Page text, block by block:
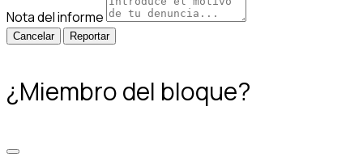
Nota del informe
Reportar
¿Miembro del bloque?